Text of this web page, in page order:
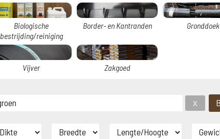
Biologische
bestrijding/reiniging
Border- en Kantranden Gronddoek
Vijver Zakgoed